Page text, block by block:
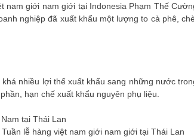
giới nam giới tại Indonesia Phạm Thế
nghiệp đã xuất khẩu một lượng to cà phê, chè,
nhiều lợi thế xuất khẩu sang những nước
hạn chế xuất khẩu nguyên phụ liệu.
lễ hàng việt nam giới nam giới tại Thái Lan